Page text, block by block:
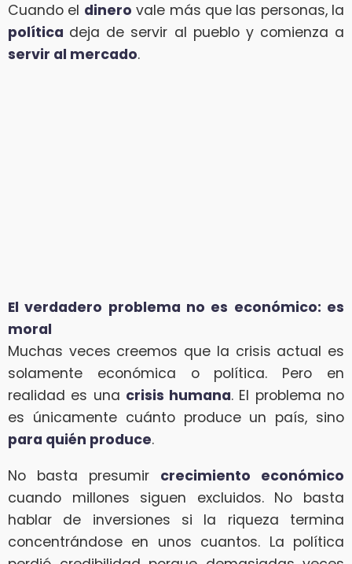
Cuando el dinero vale más que las personas, la
política deja de servir al pueblo y comienza a
servir al mercado.
El verdadero problema no es económico: es
moral
Muchas veces creemos que la crisis actual es
solamente económica o política. Pero en
realidad es una crisis humana. El problema no
es únicamente cuánto produce un país, sino
para quién produce.
No basta presumir crecimiento económico
cuando millones siguen excluidos. No basta
hablar de inversiones si la riqueza termina
concentrándose en unos cuantos. La política